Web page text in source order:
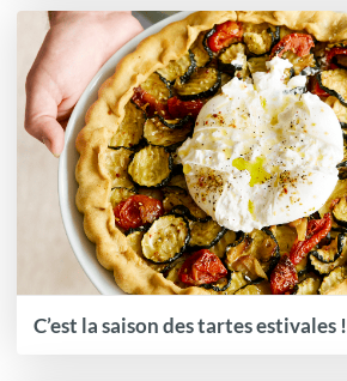
C’est la saison des tartes estivales !